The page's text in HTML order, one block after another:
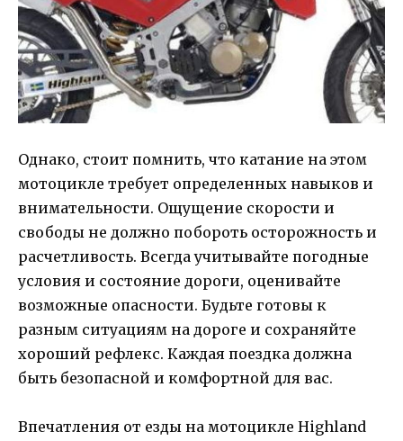
Однако, стоит помнить, что катание на этом
мотоцикле требует определенных навыков и
внимательности. Ощущение скорости и
свободы не должно побороть осторожность и
расчетливость. Всегда учитывайте погодные
условия и состояние дороги, оценивайте
возможные опасности. Будьте готовы к
разным ситуациям на дороге и сохраняйте
хороший рефлекс. Каждая поездка должна
быть безопасной и комфортной для вас.
Впечатления от езды на мотоцикле Highland